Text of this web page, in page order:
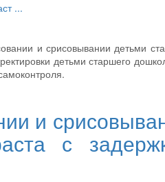
...
и срисовывании детьми
детьми старшего
и
с